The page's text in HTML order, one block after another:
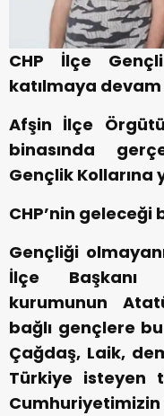
CHP İlçe
katılmaya
Afşin İlçe
binasında
Gençlik Kollarına
CHP’nin geleceği
Gençliği
İlçe Başkanı
kurumunun
bağlı gençlere
Çağdaş, Laik,
Türkiye isteyen